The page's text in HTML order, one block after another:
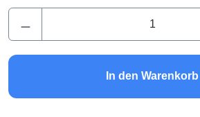
Produkt Anzahl: Gib den
In den Warenkorb